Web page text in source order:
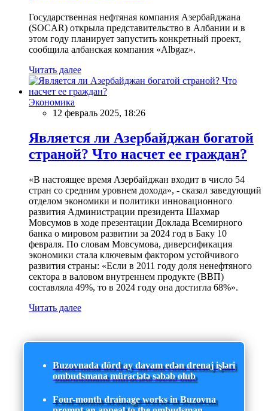
Государственная нефтяная компания Азербайджана
(SOCAR) открыла представительство в Албании и в
этом году планирует запустить конкретный проект,
сообщила албанская компания «Albgaz».
Читать далее
Экономика
12 февраль 2025, 18:26
Является ли Азербайджан богатой
страной? Что насчет ее граждан?
«В настоящее время Азербайджан входит в число 54
стран со средним уровнем дохода», - сказал заведующий
отделом экономики и политики инновационного
развития Администрации президента Шахмар
Мовсумов в ходе презентации Доклада Всемирного
банка о мировом развитии за 2024 год в Баку 10
февраля. По словам Мовсумова, диверсификация
экономики стала ключевым фактором устойчивого
развития страны: «Если в 2011 году доля ненефтяного
сектора в валовом внутреннем продукте (ВВП)
составляла 49%, то в 2024 году она достигла 68%».
Читать далее
Buzovnada dörd ay davam edən drenaj işləri
ombudsmana müraciətə səbəb olub
Four-month drainage works in Buzovna